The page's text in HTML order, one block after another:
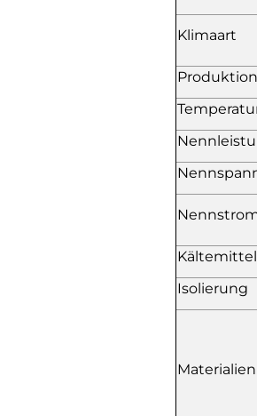
Klimaart
Kältemittel
Isolierung
Materialien